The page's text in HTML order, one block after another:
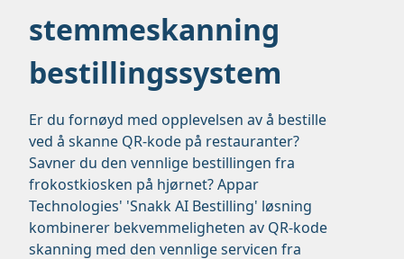
stemmeskanning
bestillingssystem
Er du fornøyd med opplevelsen av å bestille
ved å skanne QR-kode på restauranter?
Savner du den vennlige bestillingen fra
frokostkiosken på hjørnet? Appar
Technologies' 'Snakk AI Bestilling' løsning
kombinerer bekvemmeligheten av QR-kode
skanning med den vennlige servicen fra